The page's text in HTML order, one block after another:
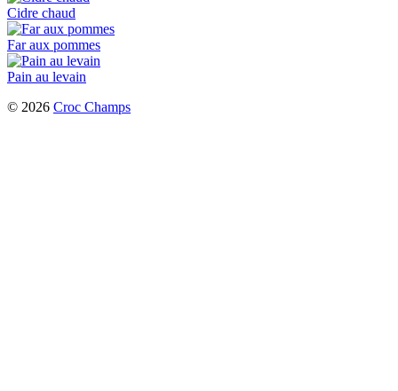
Cidre chaud
Far aux pommes
Pain au levain
© 2026 Croc Champs